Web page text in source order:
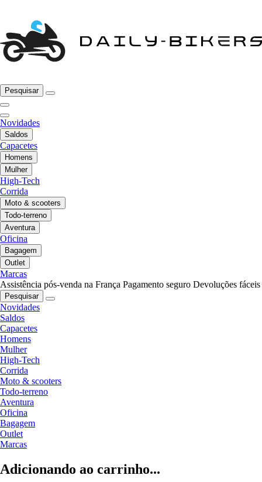
Pesquisar
Novidades
Saldos
Capacetes
Homens
Mulher
High-Tech
Corrida
Moto & scooters
Todo-terreno
Aventura
Oficina
Bagagem
Outlet
Marcas
Assistência pós-venda na França Pagamento seguro Devoluções fáceis
Pesquisar
Novidades
Saldos
Capacetes
Homens
Mulher
High-Tech
Corrida
Moto & scooters
Todo-terreno
Aventura
Oficina
Bagagem
Outlet
Marcas
Adicionando ao carrinho...